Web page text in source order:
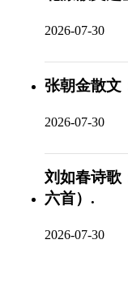
2026-07-30
张朝金散文
2026-07-30
刘如春诗歌
六首）.
2026-07-30